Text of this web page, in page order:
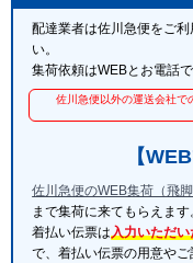
配達業者は佐川急便をご
い。
集荷依頼はWEBとお電話で
佐川急便以外の運送会社で
【
佐川急便のWEB集荷（飛
まで集荷に来てもらえます
着払い伝票は入力いただ
で、着払い伝票の用意やご